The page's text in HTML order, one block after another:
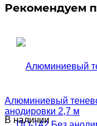
Рекомендуем
Алюминиевый
анодировки 2,7 м
В наличии